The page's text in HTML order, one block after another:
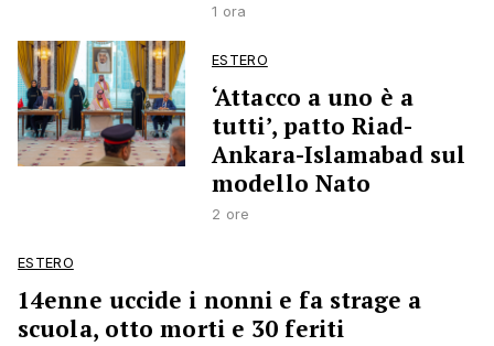
1 ora
ESTERO
‘Attacco a uno è a
tutti’, patto Riad-
Ankara-Islamabad sul
modello Nato
2 ore
ESTERO
14enne uccide i nonni e fa strage a
scuola, otto morti e 30 feriti